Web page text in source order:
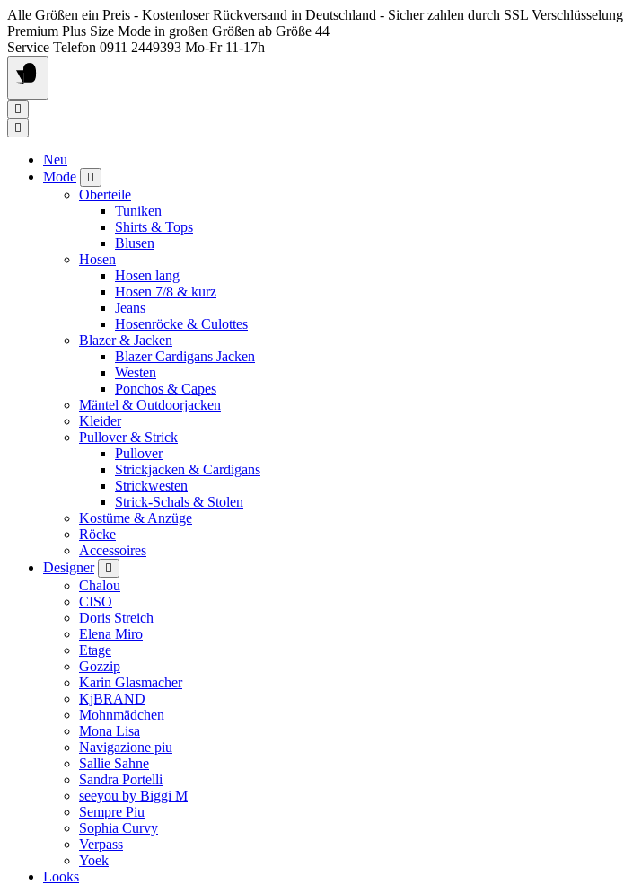
Springen
Sie
zum
Inhalt
Alle Größen ein Preis - Kostenloser Rückversand in Deutschland - Sicher zahlen durch SSL Verschlüsselung
Premium Plus Size Mode in großen Größen ab Größe 44
Service Telefon 0911 2449393 Mo-Fr 11-17h
Neu
Mode
Oberteile
Tuniken
Shirts & Tops
Blusen
Hosen
Hosen lang
Hosen 7/8 & kurz
Jeans
Hosenröcke & Culottes
Blazer & Jacken
Blazer Cardigans Jacken
Westen
Ponchos & Capes
Mäntel & Outdoorjacken
Kleider
Pullover & Strick
Pullover
Strickjacken & Cardigans
Strickwesten
Strick-Schals & Stolen
Kostüme & Anzüge
Röcke
Accessoires
Designer
Chalou
CISO
Doris Streich
Elena Miro
Etage
Gozzip
Karin Glasmacher
KjBRAND
Mohnmädchen
Mona Lisa
Navigazione piu
Sallie Sahne
Sandra Portelli
seeyou by Biggi M
Sempre Piu
Sophia Curvy
Verpass
Yoek
Looks